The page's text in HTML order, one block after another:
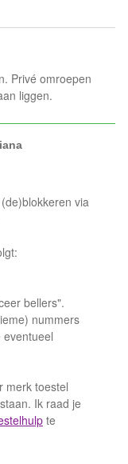
Privé omroepen
liggen.
via
bellers".
nummers
merk toestel
Ik raad je
te